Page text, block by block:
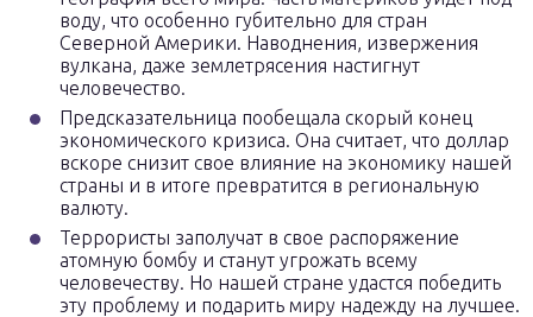
воду, что особенно губительно для стран
Северной Америки. Наводнения, извержения
вулкана, даже землетрясения настигнут
человечество.
Предсказательница пообещала скорый конец
экономического кризиса. Она считает, что доллар
вскоре снизит свое влияние на экономику нашей
страны и в итоге превратится в региональную
валюту.
Террористы заполучат в свое распоряжение
атомную бомбу и станут угрожать всему
человечеству. Но нашей стране удастся победить
эту проблему и подарить миру надежду на лучшее.